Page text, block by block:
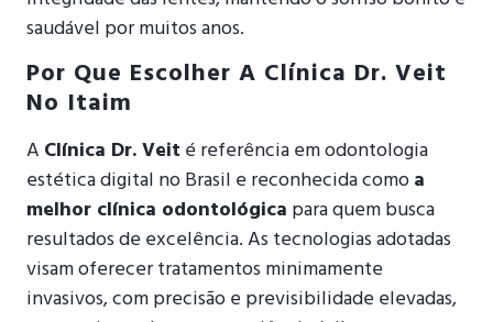
saudável por muitos anos.
Por Que Escolher A Clínica Dr. Veit
No Itaim
A Clínica Dr. Veit é referência em odontologia
estética digital no Brasil e reconhecida comoa
melhor clínica odontológica para quem busca
resultados de excelência. As tecnologias adotadas
visam oferecer tratamentos minimamente
invasivos, com precisão e previsibilidade elevadas,